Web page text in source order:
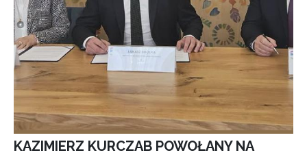
KAZIMIERZ KURCZAB POWOŁANY NA